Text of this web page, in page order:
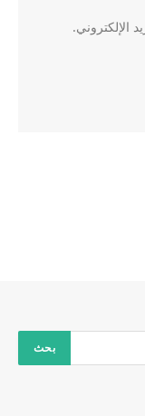
الإلكتروني.